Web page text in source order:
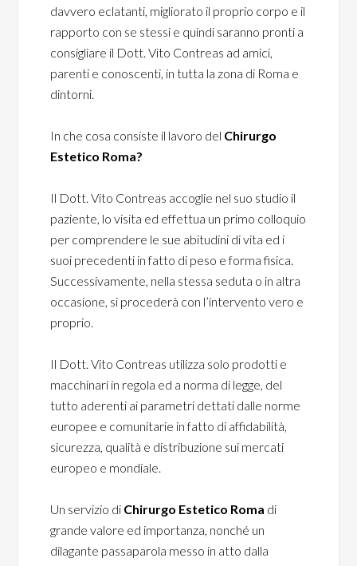
davvero eclatanti, migliorato il proprio corpo e il
rapporto con se stessi e quindi saranno pronti a
consigliare il Dott. Vito Contreas ad amici,
parenti e conoscenti, in tutta la zona di Roma e
dintorni.
In che cosa consiste il lavoro del Chirurgo
Estetico Roma?
Il Dott. Vito Contreas accoglie nel suo studio il
paziente, lo visita ed effettua un primo colloquio
per comprendere le sue abitudini di vita ed i
suoi precedenti in fatto di peso e forma fisica.
Successivamente, nella stessa seduta o in altra
occasione, si procederà con l’intervento vero e
proprio.
Il Dott. Vito Contreas utilizza solo prodotti e
macchinari in regola ed a norma di legge, del
tutto aderenti ai parametri dettati dalle norme
europee e comunitarie in fatto di affidabilità,
sicurezza, qualità e distribuzione sui mercati
europeo e mondiale.
Un servizio di Chirurgo Estetico Roma di
grande valore ed importanza, nonché un
dilagante passaparola messo in atto dalla